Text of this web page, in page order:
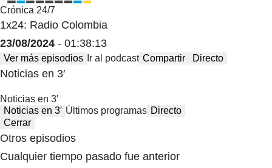
Crónica 24/7
1x24: Radio Colombia
23/08/2024 - 01:38:13
Ver más episodios Ir al podcast Compartir Directo
Noticias en 3′
Noticias en 3′
Noticias en 3′ Últimos programas Directo
Cerrar
Otros episodios
Cualquier tiempo pasado fue anterior